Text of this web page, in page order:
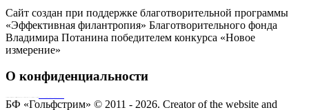
Сайт создан при поддержке благотворительной программы
«Эффективная филантропия» Благотворительного фонда
Владимира Потанина победителем конкурса «Новое
измерение»
О конфиденциальности
БФ «Гольфстрим» © 2011 - 2026. Creator of the website and